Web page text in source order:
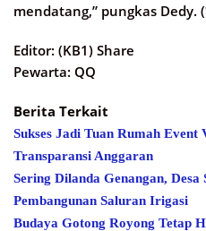
mendatang,” pungkas Dedy.
Editor: (KB1) Share
Pewarta: QQ
Berita Terkait
Sukses Jadi Tuan Rumah
Transparansi Anggaran
Sering Dilanda Genangan,
Pembangunan Saluran Irigasi
Budaya Gotong Royong Tetap